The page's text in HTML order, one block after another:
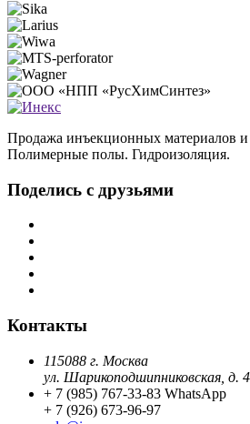
Продажа инъекционных материалов и
Полимерные полы. Гидроизоляция.
Поделись с друзьями
Контакты
115088 г. Москва
ул. Шарикоподшипниковская, д. 4
+ 7 (985) 767-33-83 WhatsApp
+ 7 (926) 673-96-97